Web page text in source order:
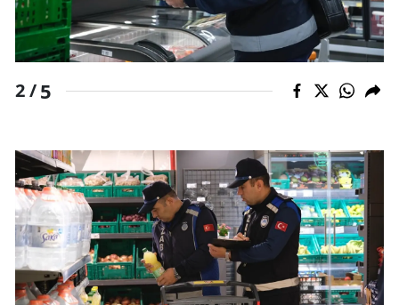
Kırklareli
Kırşehir
Kocaeli
Kütahya
Malatya
Manisa
Kahramanmaraş
2 /5